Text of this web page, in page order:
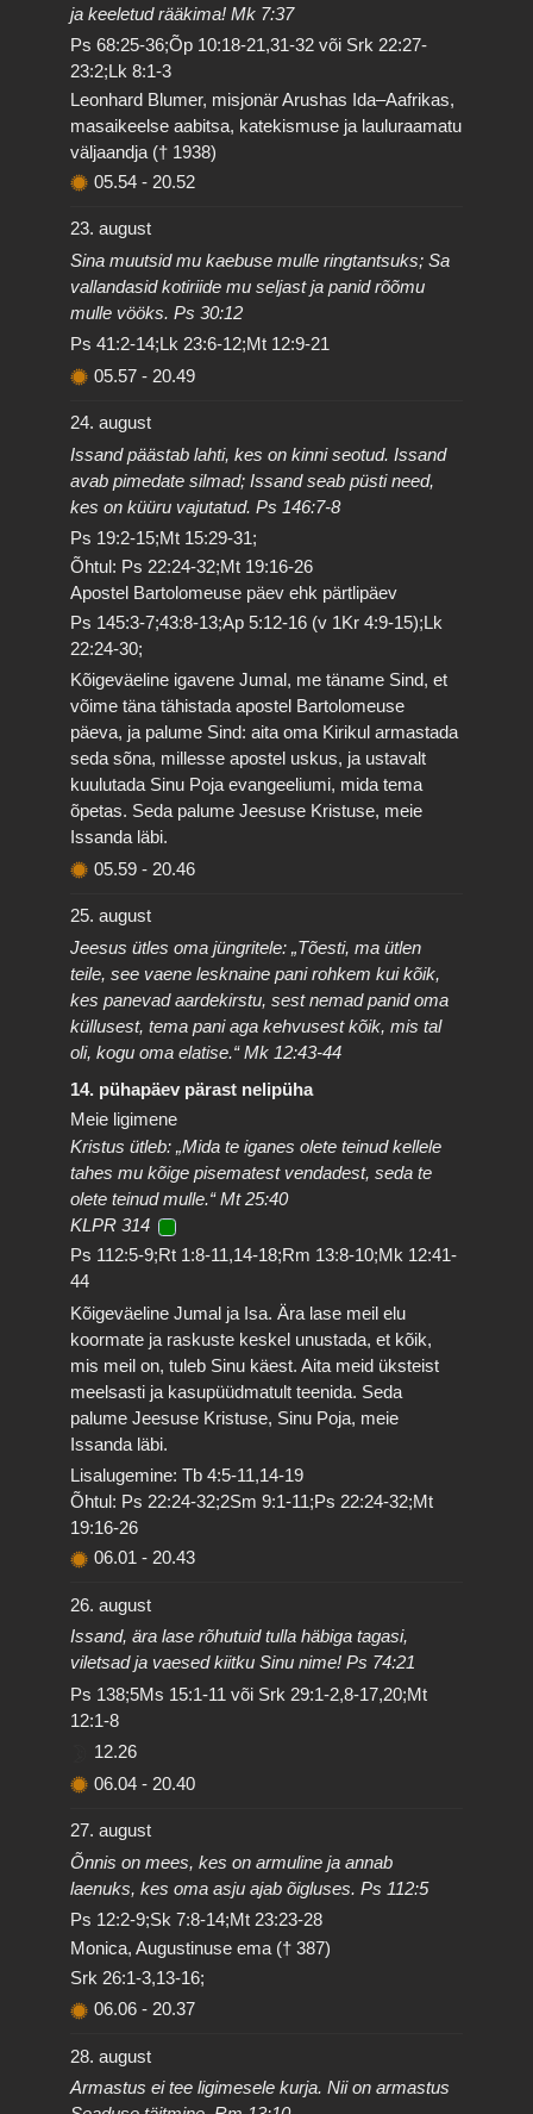
ja keeletud rääkima! Mk 7:37
Ps 68:25-36;Õp 10:18-21,31-32 või Srk 22:27-
23:2;Lk 8:1-3
Leonhard Blumer, misjonär Arushas Ida–Aafrikas,
masaikeelse aabitsa, katekismuse ja lauluraamatu
väljaandja († 1938)
05.54 - 20.52
23. august
Sina muutsid mu kaebuse mulle ringtantsuks; Sa
vallandasid kotiriide mu seljast ja panid rõõmu
mulle vööks. Ps 30:12
Ps 41:2-14;Lk 23:6-12;Mt 12:9-21
05.57 - 20.49
24. august
Issand päästab lahti, kes on kinni seotud. Issand
avab pimedate silmad; Issand seab püsti need,
kes on küüru vajutatud. Ps 146:7-8
Ps 19:2-15;Mt 15:29-31;
Õhtul: Ps 22:24-32;Mt 19:16-26
Apostel Bartolomeuse päev ehk pärtlipäev
Ps 145:3-7;43:8-13;Ap 5:12-16 (v 1Kr 4:9-15);Lk
22:24-30;
Kõigeväeline igavene Jumal, me täname Sind, et
võime täna tähistada apostel Bartolomeuse
päeva, ja palume Sind: aita oma Kirikul armastada
seda sõna, millesse apostel uskus, ja ustavalt
kuulutada Sinu Poja evangeeliumi, mida tema
õpetas. Seda palume Jeesuse Kristuse, meie
Issanda läbi.
05.59 - 20.46
25. august
Jeesus ütles oma jüngritele: „Tõesti, ma ütlen
teile, see vaene lesknaine pani rohkem kui kõik,
kes panevad aardekirstu, sest nemad panid oma
küllusest, tema pani aga kehvusest kõik, mis tal
oli, kogu oma elatise.“ Mk 12:43-44
14. pühapäev pärast nelipüha
Meie ligimene
Kristus ütleb: „Mida te iganes olete teinud kellele
tahes mu kõige pisematest vendadest, seda te
olete teinud mulle.“ Mt 25:40
KLPR 314
Ps 112:5-9;Rt 1:8-11,14-18;Rm 13:8-10;Mk 12:41-
44
Kõigeväeline Jumal ja Isa. Ära lase meil elu
koormate ja raskuste keskel unustada, et kõik,
mis meil on, tuleb Sinu käest. Aita meid üksteist
meelsasti ja kasupüüdmatult teenida. Seda
palume Jeesuse Kristuse, Sinu Poja, meie
Issanda läbi.
Lisalugemine: Tb 4:5-11,14-19
Õhtul: Ps 22:24-32;2Sm 9:1-11;Ps 22:24-32;Mt
19:16-26
06.01 - 20.43
26. august
Issand, ära lase rõhutuid tulla häbiga tagasi,
viletsad ja vaesed kiitku Sinu nime! Ps 74:21
Ps 138;5Ms 15:1-11 või Srk 29:1-2,8-17,20;Mt
12:1-8
12.26
06.04 - 20.40
27. august
Õnnis on mees, kes on armuline ja annab
laenuks, kes oma asju ajab õigluses. Ps 112:5
Ps 12:2-9;Sk 7:8-14;Mt 23:23-28
Monica, Augustinuse ema († 387)
Srk 26:1-3,13-16;
06.06 - 20.37
28. august
Armastus ei tee ligimesele kurja. Nii on armastus